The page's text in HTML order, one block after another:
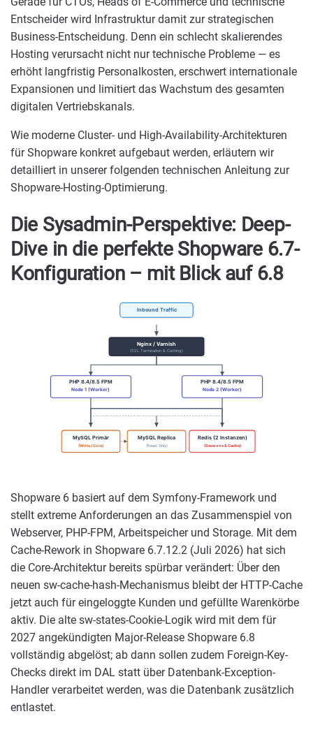
Entscheider wird Infrastruktur damit zur strategischen
Business-Entscheidung. Denn ein schlecht skalierendes
Hosting verursacht nicht nur technische Probleme — es
erhöht langfristig Personalkosten, erschwert internationale
Expansionen und limitiert das Wachstum des gesamten
digitalen Vertriebskanals.
Wie moderne Cluster- und High-Availability-Architekturen
für Shopware konkret aufgebaut werden, erläutern wir
detailliert in unserer folgenden technischen Anleitung zur
Shopware-Hosting-Optimierung.
Die Sysadmin-Perspektive: Deep-
Dive in die perfekte Shopware 6.7-
Konfiguration – mit Blick auf 6.8
Inbound Traffic
Nginx / Varnish
(SSL Termination & Caching)
PHP 8.4/8.5 FPM
Node 1 (Worker)
PHP 8.4/8.5 FPM
Node 2 (Worker)
MySQL Primär
(Write / Core)
MySQL Replica
(Read Only)
Redis (2 Instanzen)
(Sessions & Cache)
Shopware 6 basiert auf dem Symfony-Framework und
stellt extreme Anforderungen an das Zusammenspiel von
Webserver, PHP-FPM, Arbeitspeicher und Storage. Mit dem
Cache-Rework in Shopware 6.7.12.2 (Juli 2026) hat sich
die Core-Architektur bereits spürbar verändert: Über den
neuen sw-cache-hash-Mechanismus bleibt der HTTP-Cache
jetzt auch für eingeloggte Kunden und gefüllte Warenkörbe
aktiv. Die alte sw-states-Cookie-Logik wird mit dem für
2027 angekündigten Major-Release Shopware 6.8
vollständig abgelöst; ab dann sollen zudem Foreign-Key-
Checks direkt im DAL statt über Datenbank-Exception-
Handler verarbeitet werden, was die Datenbank zusätzlich
entlastet.